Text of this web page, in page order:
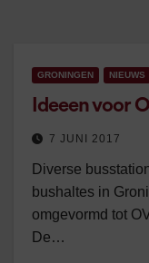
GRONINGEN NIEUWS
Ideeen voor
7 JUNI 2017
Diverse
bushaltes in
omgevormd tot
De…